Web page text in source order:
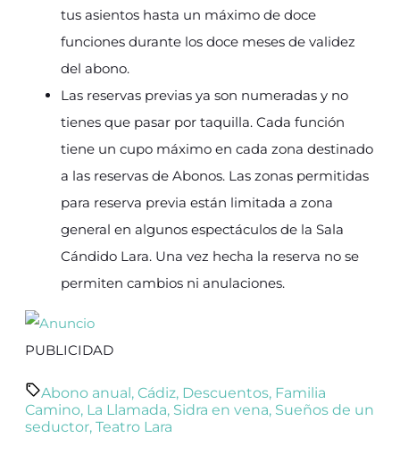
tus asientos hasta un máximo de doce
funciones durante los doce meses de validez
del abono.
Las reservas previas ya son numeradas y no
tienes que pasar por taquilla. Cada función
tiene un cupo máximo en cada zona destinado
a las reservas de Abonos. Las zonas permitidas
para reserva previa están limitada a zona
general en algunos espectáculos de la Sala
Cándido Lara. Una vez hecha la reserva no se
permiten cambios ni anulaciones.
PUBLICIDAD
Abono anual , Cádiz, Descuentos, Familia
Camino, La Llamada, Sidra en vena, Sueños de un
seductor, Teatro Lara